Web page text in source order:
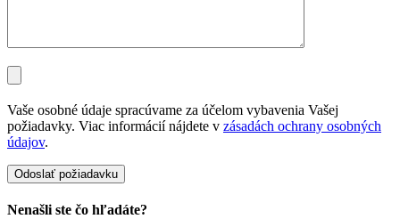
Vaše osobné údaje spracúvame za účelom vybavenia Vašej
požiadavky. Viac informácií nájdete v zásadách ochrany osobných
údajov.
Nenašli ste čo hľadáte?